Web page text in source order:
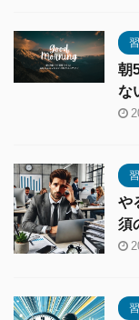
朝
な
や
須